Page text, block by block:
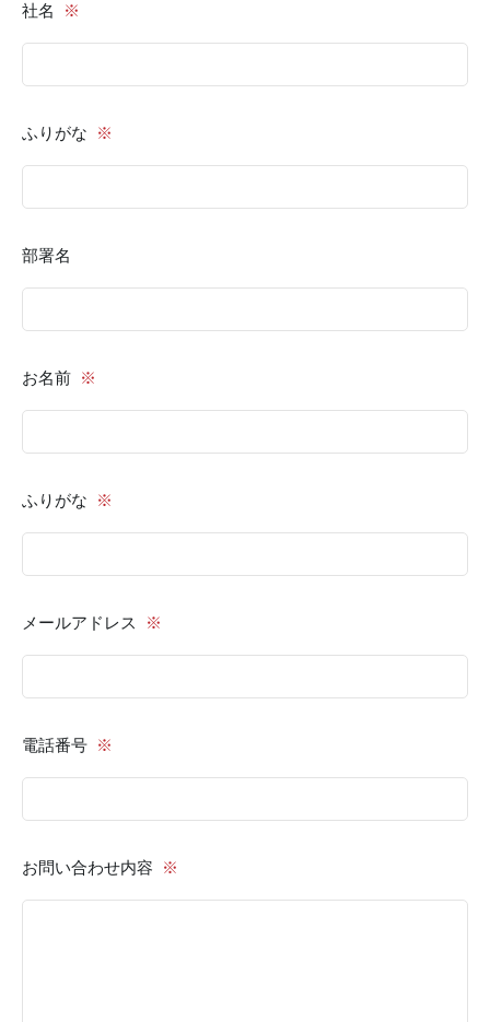
社名 ※
ふりがな ※
部署名
お名前 ※
ふりがな ※
メールアドレス ※
電話番号 ※
お問い合わせ内容 ※